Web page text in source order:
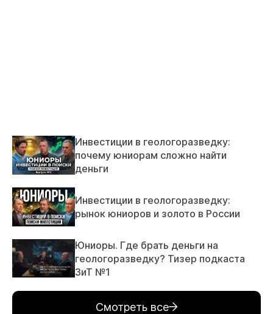
Инвестиции в геологоразведку:
почему юниорам сложно найти
деньги
Инвестиции в геологоразведку:
рынок юниоров и золото в России
Юниоры. Где брать деньги на
геологоразведку? Тизер подкаста
ЗиТ №1
Смотреть все